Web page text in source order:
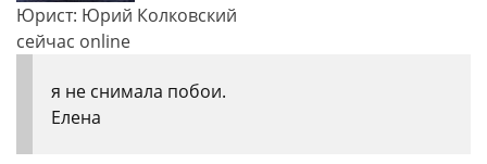
Юрист: Юрий Колковский
сейчас online
я не снимала побои.
Елена